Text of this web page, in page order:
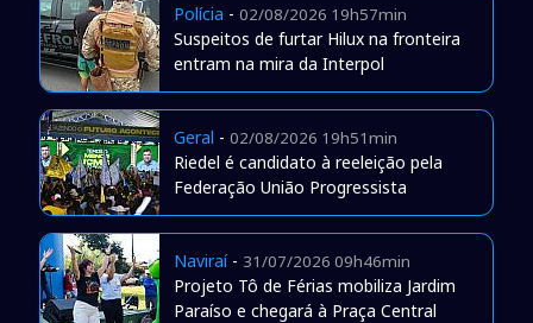
Polícia - 02/08/2026 19h57min
Suspeitos de furtar Hilux na fronteira
entram na mira da Interpol
Geral - 02/08/2026 19h51min
Riedel é candidato à reeleição pela
Federação União Progressista
Naviraí- 31/07/2026 09h46min
Projeto Tô de Férias mobiliza Jardim
Paraíso e chegará à Praça Central